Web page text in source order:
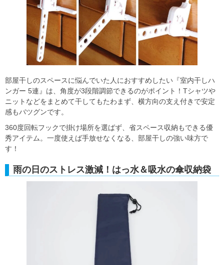
部屋干しのスペースに悩んでいた人におすすめしたい『室内干しハ
ンガー 5連』は、角度が3段階調節できるのがポイント！Tシャツや
ニットなどをまとめて干してもたわまず、横方向の支え付きで安定
感もバツグンです。
360度回転フックで掛け場所を選ばず、省スペース収納もできる優
秀アイテム。一度使えば手放せなくなる、部屋干しの強い味方で
す！
雨の日のストレス激減！はっ水＆吸水の傘収納袋